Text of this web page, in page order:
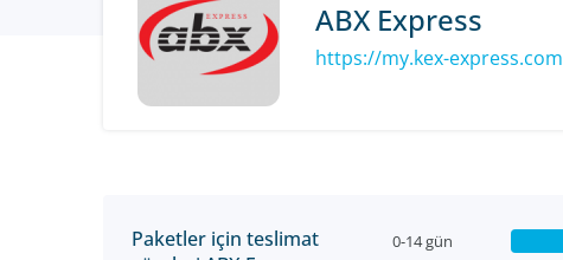
ABX Express
https://my.kex-express.com
Paketler için teslimat
0-14 gün